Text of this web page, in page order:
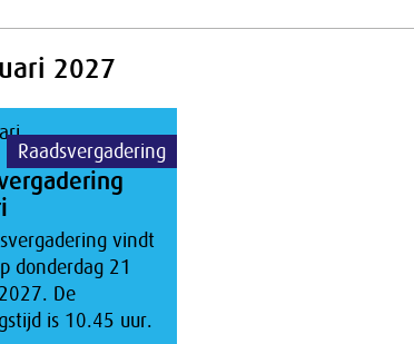
2027
Raadsvergadering
vindt
donderdag 21
De
is 10.45 uur.